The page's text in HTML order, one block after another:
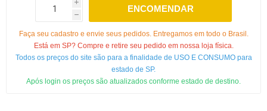
i
h
ENCOMENDAR
Faça seu cadastro e envie seus pedidos. Entregamos em todo o Brasil.
Está em SP? Compre e retire seu pedido em nossa loja física.
Todos os preços do site são para a finalidade de USO E CONSUMO para
estado de SP.
Após login os preços são atualizados conforme estado de destino.